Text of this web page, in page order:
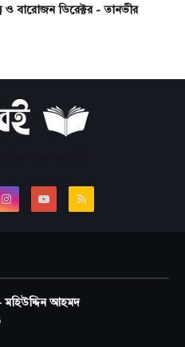
ও বারোজন ডিরেক্টর - তানভীর
মহিউদ্দিন আহমদ